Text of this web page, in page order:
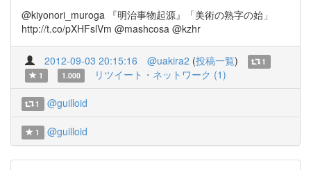
@kiyonori_muroga 『明治事物起源』「美術の熟字の始」
http://t.co/pXHFslVm @mashcosa @kzhr
2012-09-03 20:15:16 @uakira2 (投稿一覧)
1
1
1.000 リツイート・ネットワーク (1)
1 @guilloid
1 @guilloid